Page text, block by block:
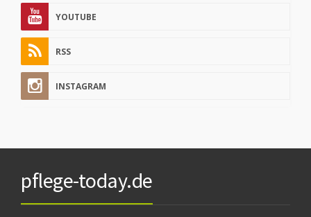
YOUTUBE
RSS
INSTAGRAM
pflege-today.de